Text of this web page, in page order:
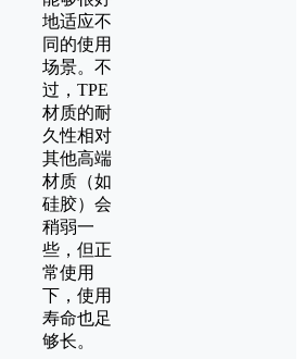
地适应不
同的使用
场景。不
过，TPE
材质的耐
久性相对
其他高端
材质（如
硅胶）会
稍弱一
些，但正
常使用
下，使用
寿命也足
够长。